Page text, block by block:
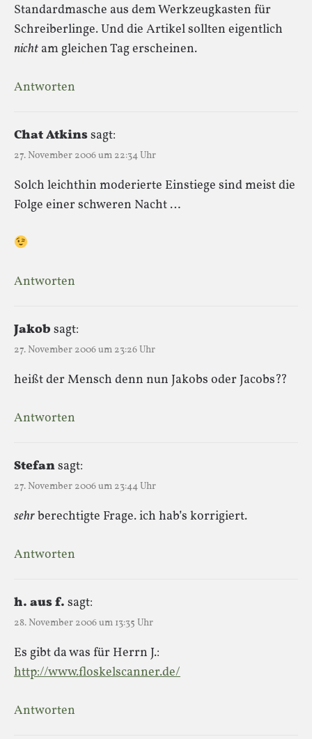
Standardmasche aus dem Werkzeugkasten für
Schreiberlinge. Und die Artikel sollten eigentlich
nicht am gleichen Tag erscheinen.
Antworten
Chat Atkinssagt:
27. November 2006 um 22:34 Uhr
Solch leichthin moderierte Einstiege sind meist die
Folge einer schweren Nacht …
Antworten
Jakob sagt:
27. November 2006 um 23:26 Uhr
heißt der Mensch denn nun Jakobs oder Jacobs??
Antworten
Stefansagt:
27. November 2006 um 23:44 Uhr
sehrberechtigte Frage. ich hab’s korrigiert.
Antworten
h. aus f. sagt:
28. November 2006 um 13:35 Uhr
Es gibt da was für Herrn J.:
http://www.floskelscanner.de/
Antworten